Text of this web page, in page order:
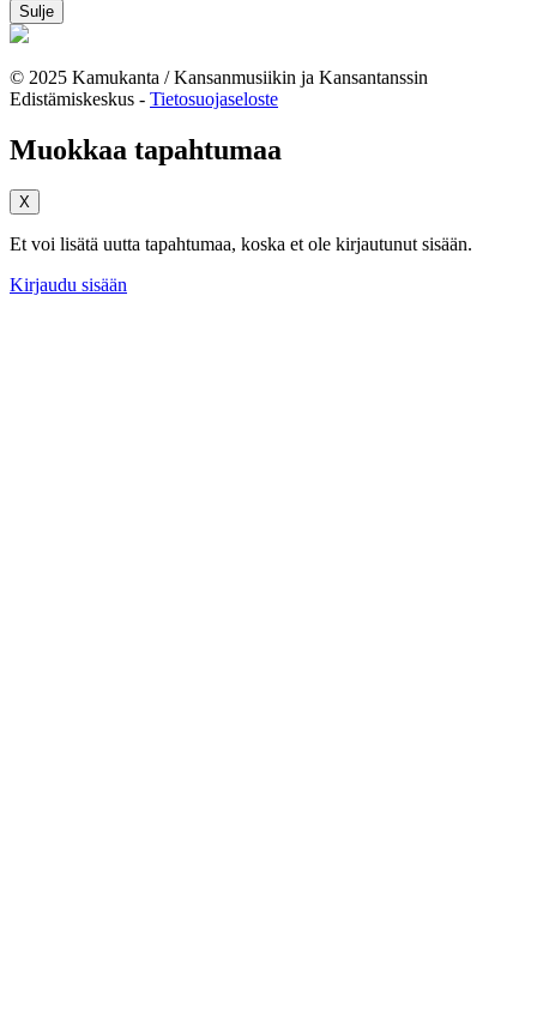
Sulje
© 2025 Kamukanta / Kansanmusiikin ja Kansantanssin
Edistämiskeskus - Tietosuojaseloste
Muokkaa tapahtumaa
X
Et voi lisätä uutta tapahtumaa, koska et ole kirjautunut sisään.
Kirjaudu sisään